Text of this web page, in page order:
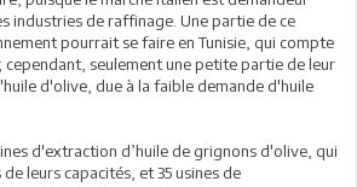
industries de raffinage. Une partie de ce
pourrait se faire en Tunisie, qui compte
seulement une petite partie de leur
d'olive, due à la faible demande d'huile
d'extraction d’huile de grignons d'olive, qui
leurs capacités, et 35 usines de